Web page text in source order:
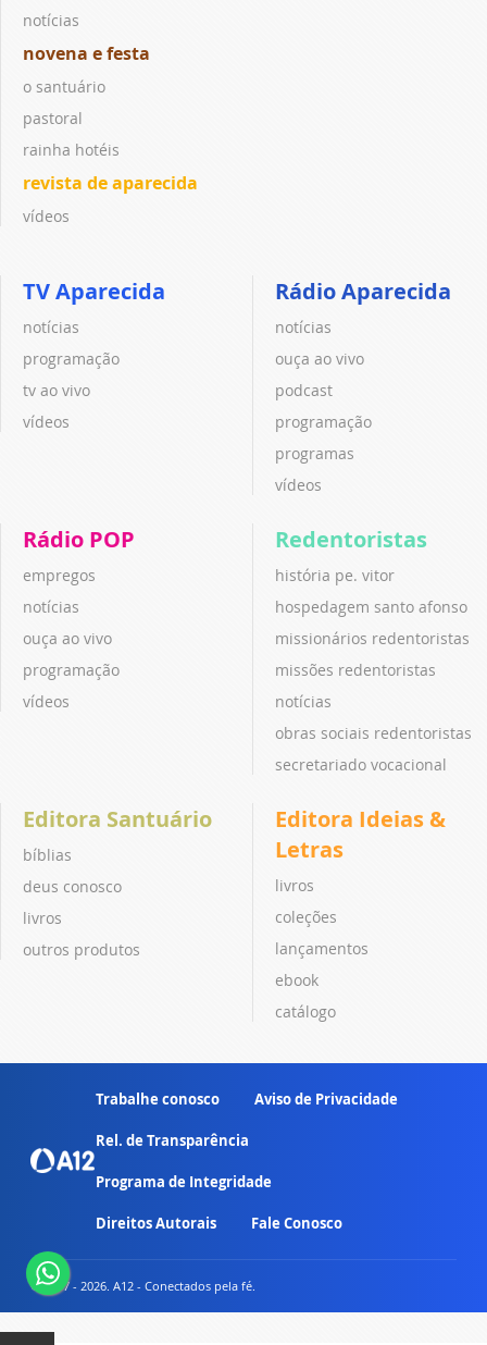
notícias
novena e festa
o santuário
pastoral
rainha hotéis
revista de aparecida
vídeos
TV Aparecida
notícias
programação
tv ao vivo
vídeos
Rádio Aparecida
notícias
ouça ao vivo
podcast
programação
programas
vídeos
Rádio POP
empregos
notícias
ouça ao vivo
programação
vídeos
Redentoristas
história pe. vitor
hospedagem santo afonso
missionários redentoristas
missões redentoristas
notícias
obras sociais redentoristas
secretariado vocacional
Editora Santuário
bíblias
deus conosco
livros
outros produtos
Editora Ideias &
Letras
livros
coleções
lançamentos
ebook
catálogo
Trabalhe conosco Aviso de Privacidade
Rel. de Transparência
Programa de Integridade
Direitos Autorais Fale Conosco
© 2007 - 2026. A12 - Conectados pela fé.